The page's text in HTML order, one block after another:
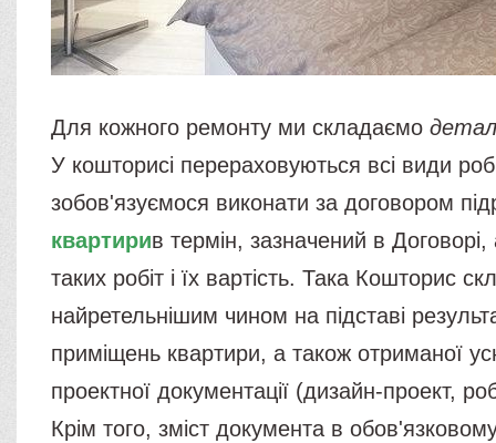
Для кожного ремонту ми складаємо
У кошторисі перераховуються всі види
зобов'язуємося виконати за договором
квартирив термін, зазначений в Договорі,
таких робіт і їх вартість. Така Кошторис
найретельнішим чином на підставі
приміщень квартири, а також отриманої
проектної документації (дизайн-проект,
Крім того, зміст документа в